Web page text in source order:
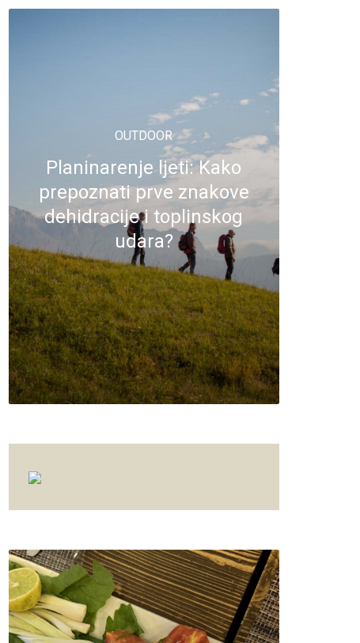
OUTDOOR
Planinarenje ljeti: Kako
prepoznati prve znakove
dehidracije i toplinskog
udara?